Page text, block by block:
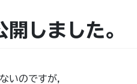
しました。
いのですが，